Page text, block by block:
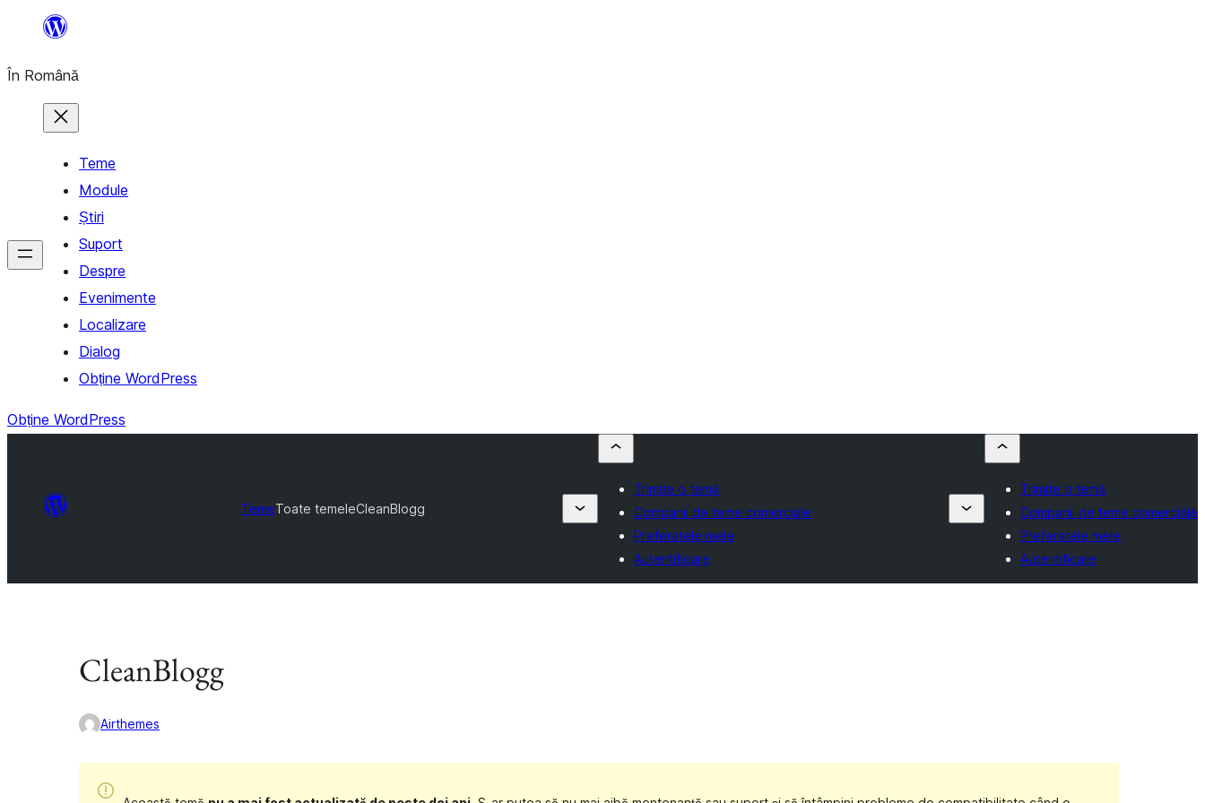
conținut
În Română
Teme
Module
Știri
Suport
Despre
Evenimente
Localizare
Dialog
Obține WordPress
Obține WordPress
TemeToate temeleCleanBlogg
Trimite o temă
Companii de teme comerciale
Preferatele mele
Autentificare
Trimite o temă
Companii de teme comerciale
Preferatele mele
Autentificare
CleanBlogg
Airthemes